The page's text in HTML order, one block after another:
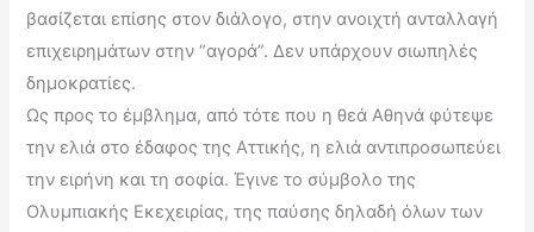
βασίζεται επίσης στον διάλογο, στην ανοιχτή ανταλλαγή
επιχειρημάτων στην “αγορά”. Δεν υπάρχουν σιωπηλές
δημοκρατίες.
Ως προς το έμβλημα, από τότε που η θεά Αθηνά φύτεψε
την ελιά στο έδαφος της Αττικής, η ελιά αντιπροσωπεύει
την ειρήνη και τη σοφία. Έγινε το σύμβολο της
Ολυμπιακής Εκεχειρίας, της παύσης δηλαδή όλων των